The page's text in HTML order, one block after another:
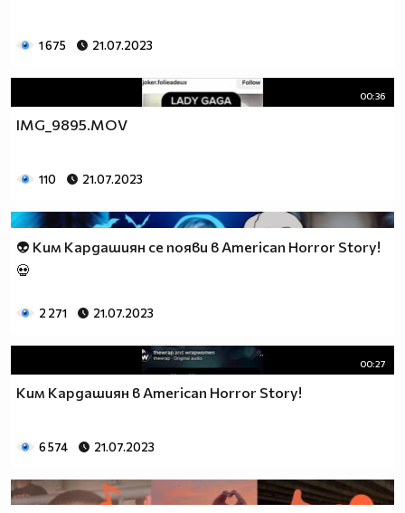
1 675 21.07.2023
00:36
IMG_9895.MOV
110 21.07.2023
👽 Ким Кардашиян се появи в American Horror Story!
💀
2 271 21.07.2023
00:27
Ким Кардашиян в American Horror Story!
6 574 21.07.2023